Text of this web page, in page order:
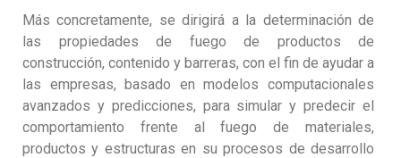
Más concretamente, se dirigirá a la determinación de
las propiedades de fuego de productos de
construcción, contenido y barreras, con el fin de ayudar a
las empresas, basado en modelos computacionales
avanzados y predicciones, para simular y predecir el
comportamiento frente al fuego de materiales,
productos y estructuras en su procesos de desarrollo